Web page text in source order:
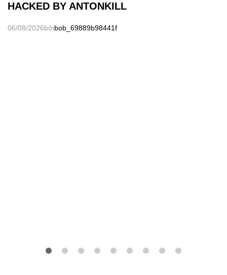
HACKED BY ANTONKILL
06/08/2026bởibob_69889b98441f